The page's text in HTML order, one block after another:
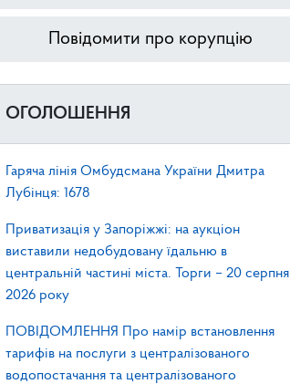
Повідомити про корупцію
ОГОЛОШЕННЯ
Гаряча лінія Омбудсмана України Дмитра
Лубінця: 1678
Приватизація у Запоріжжі: на аукціон
виставили недобудовану їдальню в
центральній частині міста. Торги – 20 серпня
2026 року
ПОВІДОМЛЕННЯ Про намір встановлення
тарифів на послуги з централізованого
водопостачання та централізованого